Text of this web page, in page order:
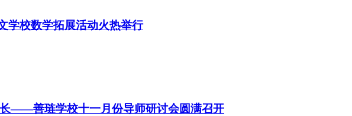
校数学拓展活动火热举行
——善琏学校十一月份导师研讨会圆满召开